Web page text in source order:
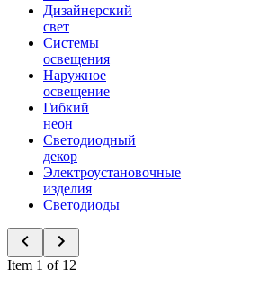
Дизайнерский
свет
Системы
освещения
Наружное
освещение
Гибкий
неон
Светодиодный
декор
Электроустановочные
изделия
Светодиоды
Item 1 of 12